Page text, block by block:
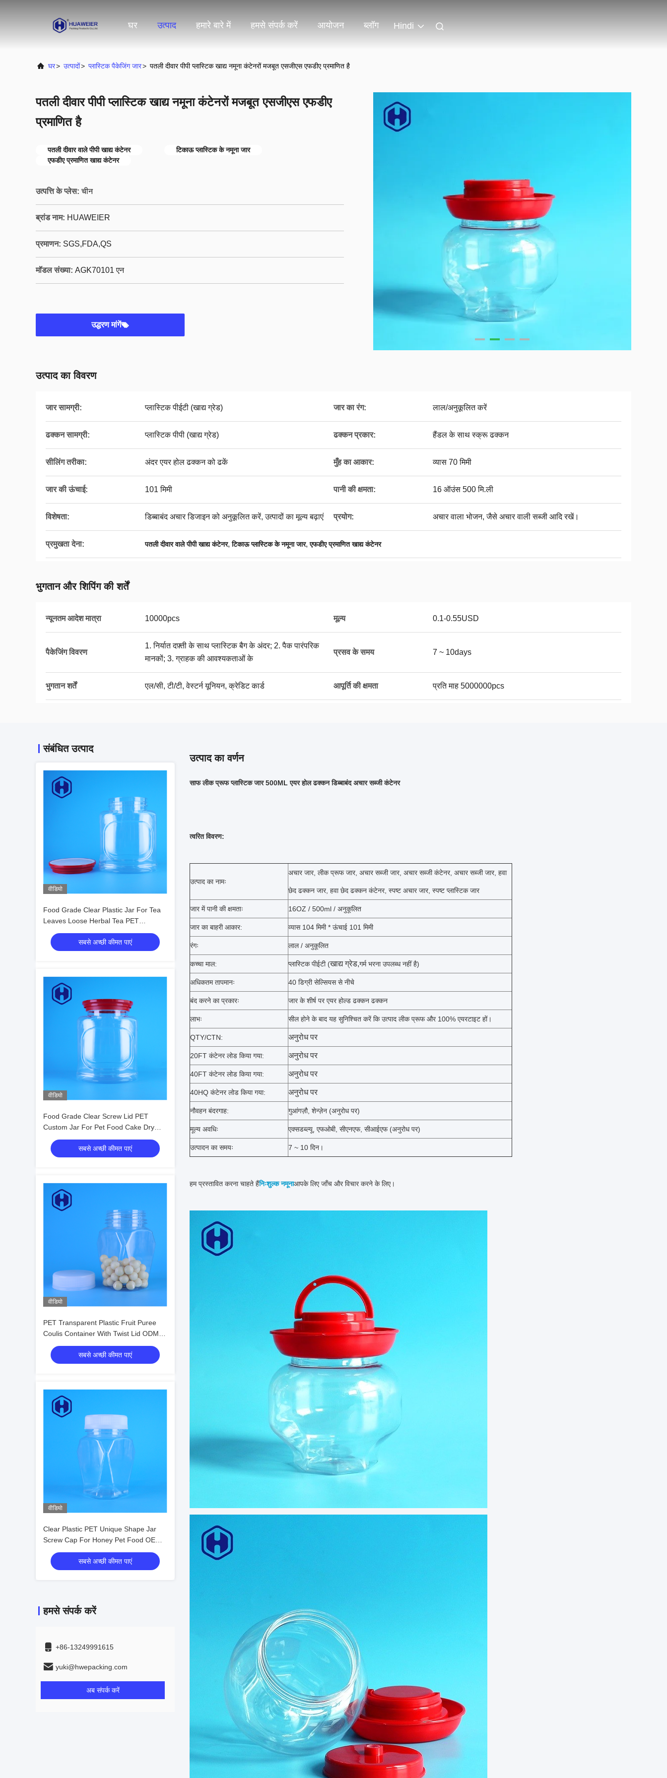
घर उत्पाद हमारे बारे में हमसे संपर्क करें आयोजन ब्लॉग Hindi
घर> उत्पादों> प्लास्टिक पैकेजिंग जार> पतली दीवार पीपी प्लास्टिक खाद्य नमूना कंटेनरों मजबूत एसजीएस एफडीए प्रमाणित है
पतली दीवार पीपी प्लास्टिक खाद्य नमूना कंटेनरों मजबूत एसजीएस एफडीए
प्रमाणित है
पतली दीवार वाले पीपी खाद्य कंटेनर
टिकाऊ प्लास्टिक के नमूना जार
एफडीए प्रमाणित खाद्य कंटेनर
उत्पत्ति के प्लेस: चीन
ब्रांड नाम: HUAWEIER
प्रमाणन: SGS,FDA,QS
मॉडल संख्या: AGK70101 एन
उद्धरण मांगें
उत्पाद का विवरण
जार सामग्री: प्लास्टिक पीईटी (खाद्य ग्रेड) जार का रंग: लाल/अनुकूलित करें
ढक्कन सामग्री: प्लास्टिक पीपी (खाद्य ग्रेड) ढक्कन प्रकार: हैंडल के साथ स्क्रू ढक्कन
सीलिंग तरीका: अंदर एयर होल ढक्कन को ढकें मुँह का आकार: व्यास 70 मिमी
जार की ऊंचाई: 101 मिमी पानी की क्षमता: 16 ऑउंस 500 मि.ली
विशेषता: डिब्बाबंद अचार डिजाइन को अनुकूलित करें, उत्पादों का मूल्य बढ़ाएं प्रयोग: अचार वाला भोजन, जैसे अचार वाली सब्जी आदि रखें।
प्रमुखता देना: पतली दीवार वाले पीपी खाद्य कंटेनर,टिकाऊ प्लास्टिक के नमूना जार,एफडीए प्रमाणित खाद्य कंटेनर
भुगतान और शिपिंग की शर्तें
न्यूनतम आदेश मात्रा 10000pcs मूल्य 0.1-0.55USD
पैकेजिंग विवरण
1. निर्यात दफ़्ती के साथ प्लास्टिक बैग के अंदर; 2. पैक पारंपरिक
मानकों; 3. ग्राहक की आवश्यकताओं के
प्रसव के समय 7 ~ 10days
भुगतान शर्तें एल/सी, टी/टी, वेस्टर्न यूनियन, क्रेडिट कार्ड आपूर्ति की क्षमता प्रति माह 5000000pcs
संबंधित उत्पाद
वीडियो
Food Grade Clear Plastic Jar For Tea
Leaves Loose Herbal Tea PET
Packaging Manufacturer Supplier
सबसे अच्छी कीमत पाएं
वीडियो
Food Grade Clear Screw Lid PET
Custom Jar For Pet Food Cake Dry
Fruits Food Packing
सबसे अच्छी कीमत पाएं
वीडियो
PET Transparent Plastic Fruit Puree
Coulis Container With Twist Lid ODM
Food Grade
सबसे अच्छी कीमत पाएं
वीडियो
Clear Plastic PET Unique Shape Jar
Screw Cap For Honey Pet Food OEM
Custom Food Storage
सबसे अच्छी कीमत पाएं
हमसे संपर्क करें
+86-13249991615
yuki@hwepacking.com
अब संपर्क करें
उत्पाद का वर्णन
साफ लीक प्रूफ प्लास्टिक जार 500ML एयर होल ढक्कन डिब्बाबंद अचार सब्जी कंटेनर
त्वरित विवरण:
उत्पाद का नामः
अचार जार, लीक प्रूफ जार, अचार सब्जी जार, अचार सब्जी कंटेनर, अचार सब्जी जार, हवा
छेद ढक्कन जार, हवा छेद ढक्कन कंटेनर, स्पष्ट अचार जार, स्पष्ट प्लास्टिक जार
जार में पानी की क्षमताः 16OZ / 500ml / अनुकूलित
जार का बाहरी आकार: व्यास 104 मिमी * ऊंचाई 101 मिमी
रंगः लाल / अनुकूलित
कच्चा माल: प्लास्टिक पीईटी (खाद्य ग्रेड,गर्म भरना उपलब्ध नहीं है)
अधिकतम तापमानः 40 डिग्री सेल्सियस से नीचे
बंद करने का प्रकारः जार के शीर्ष पर एयर होल्ड ढक्कन ढक्कन
लाभः सील होने के बाद यह सुनिश्चित करें कि उत्पाद लीक प्रूफ और 100% एयरटाइट हों।
QTY/CTN: अनुरोध पर
20FT कंटेनर लोड किया गया: अनुरोध पर
40FT कंटेनर लोड किया गया: अनुरोध पर
40HQ कंटेनर लोड किया गया: अनुरोध पर
नौवहन बंदरगाह: गुआंगज़ौ, शेन्ज़ेन (अनुरोध पर)
मूल्य अवधिः एक्सडब्ल्यू, एफओबी, सीएनएफ, सीआईएफ (अनुरोध पर)
उत्पादन का समयः 7 ~ 10 दिन।
हम प्रस्तावित करना चाहते हैंनिःशुल्क नमूनाआपके लिए जाँच और विचार करने के लिए।